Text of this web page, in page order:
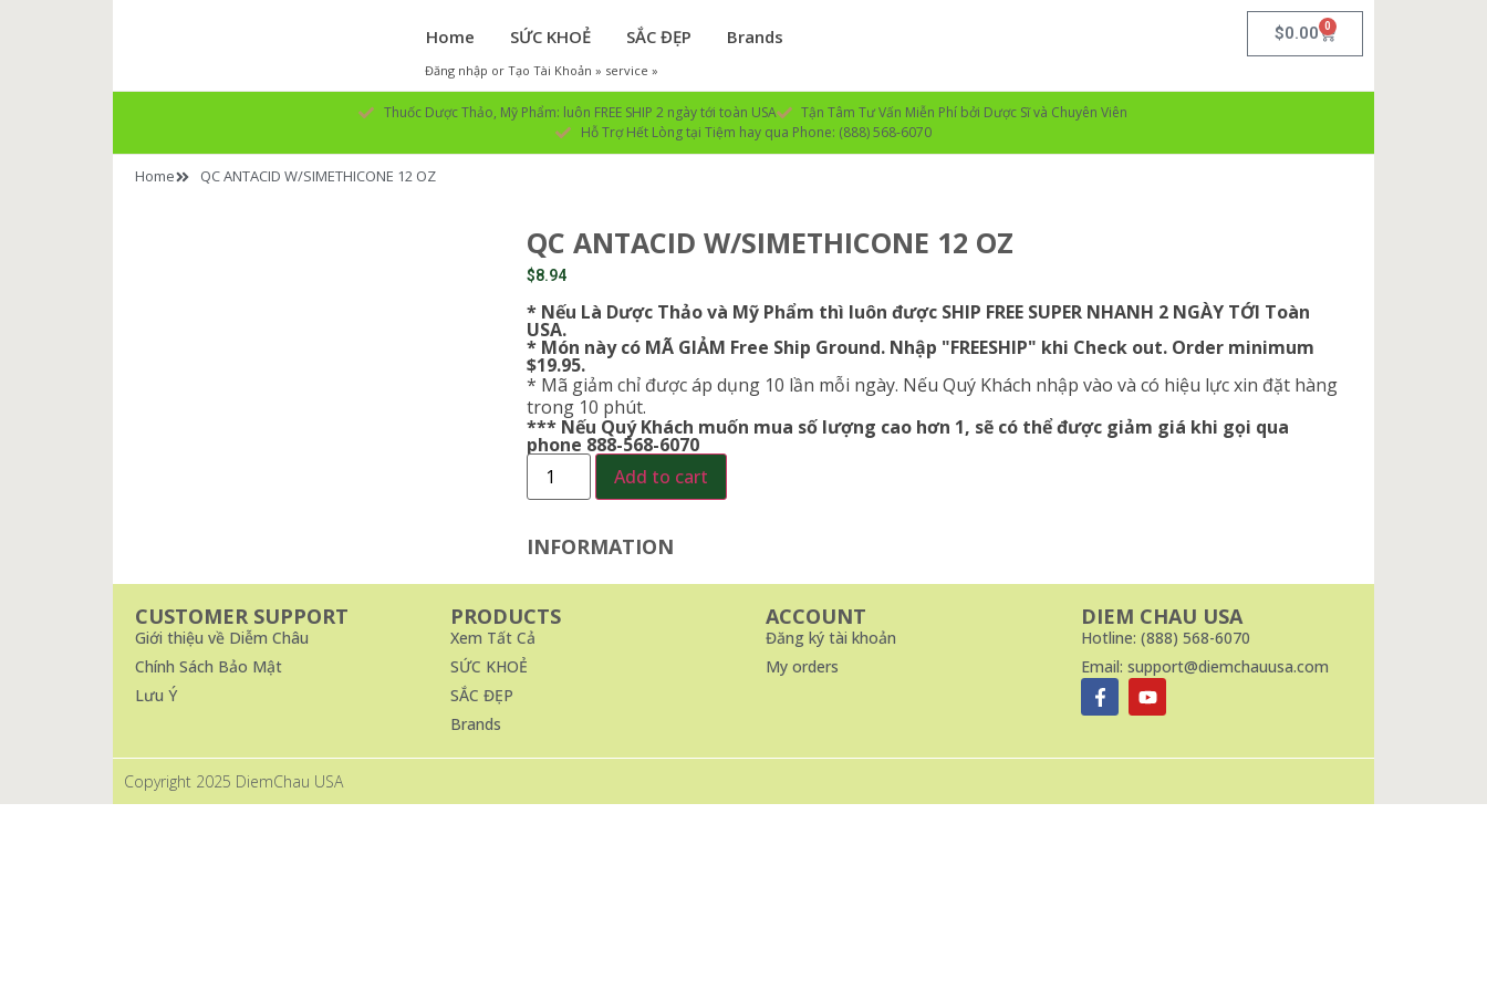
Home SỨC KHOẺ SẮC ĐẸP Brands
Đăng nhập or Tạo Tài Khoản » service »
$0.00 0
Thuốc Dược Thảo, Mỹ Phẩm: luôn FREE SHIP 2 ngày tới toàn USA
Tận Tâm Tư Vấn Miễn Phí bởi Dược Sĩ và Chuyên Viên
Hỗ Trợ Hết Lòng tại Tiệm hay qua Phone: (888) 568-6070
Home QC ANTACID W/SIMETHICONE 12 OZ
QC ANTACID W/SIMETHICONE 12 OZ
$8.94
* Nếu Là Dược Thảo và Mỹ Phẩm thì luôn được SHIP FREE SUPER NHANH 2 NGÀY TỚI Toàn
USA.
* Món này có MÃ GIẢM Free Ship Ground. Nhập "FREESHIP" khi Check out. Order minimum
$19.95.
* Mã giảm chỉ được áp dụng 10 lần mỗi ngày. Nếu Quý Khách nhập vào và có hiệu lực xin đặt hàng
trong 10 phút.
*** Nếu Quý Khách muốn mua số lượng cao hơn 1, sẽ có thể được giảm giá khi gọi qua
phone 888-568-6070
Add to cart
INFORMATION
CUSTOMER SUPPORT
Giới thiệu về Diễm Châu
Chính Sách Bảo Mật
Lưu Ý
PRODUCTS
Xem Tất Cả
SỨC KHOẺ
SẮC ĐẸP
Brands
ACCOUNT
Đăng ký tài khoản
My orders
DIEM CHAU USA
Hotline: (888) 568-6070
Email: support@diemchauusa.com
Copyright 2025 DiemChau USA